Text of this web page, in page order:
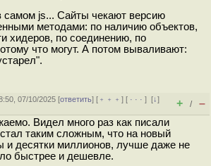
самом js... Сайты чекают версию
методами: по наличию объектов,
хидеров, по соединению, по
что могут. А потом вываливают:
07/10/2025 [ответить] [ ﹢﹢﹢] [ · · ·][↓]
+ / –
Видел много раз как писали
таким сложным, что на новый
и десятки миллионов, лучше даже не
быстрее и дешевле.